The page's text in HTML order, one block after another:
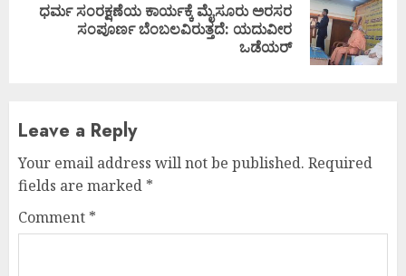
Next
ಧರ್ಮ ಸಂರಕ್ಷಣೆಯ ಕಾರ್ಯಕ್ಕೆ ಮೈಸೂರು ಅರಸರ
ಸಂಪೂರ್ಣ ಬೆಂಬಲವಿರುತ್ತದೆ: ಯದುವೀರ
ಒಡೆಯರ್
Leave a Reply
Your email address will not be published. Required
fields are marked *
Comment *